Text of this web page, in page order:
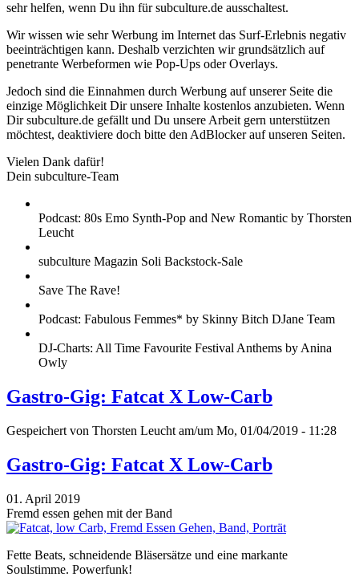
sehr helfen, wenn Du ihn für subculture.de ausschaltest.
Wir wissen wie sehr Werbung im Internet das Surf-Erlebnis negativ
beeinträchtigen kann. Deshalb verzichten wir grundsätzlich auf
penetrante Werbeformen wie Pop-Ups oder Overlays.
Jedoch sind die Einnahmen durch Werbung auf unserer Seite die
einzige Möglichkeit Dir unsere Inhalte kostenlos anzubieten. Wenn
Dir subculture.de gefällt und Du unsere Arbeit gern unterstützen
möchtest, deaktiviere doch bitte den AdBlocker auf unseren Seiten.
Vielen Dank dafür!
Dein subculture-Team
Podcast: 80s Emo Synth-Pop and New Romantic by Thorsten
Leucht
subculture Magazin Soli Backstock-Sale
Save The Rave!
Podcast: Fabulous Femmes* by Skinny Bitch DJane Team
DJ-Charts: All Time Favourite Festival Anthems by Anina
Owly
Gastro-Gig: Fatcat X Low-Carb
Gespeichert von Thorsten Leucht am/um Mo, 01/04/2019 - 11:28
Gastro-Gig: Fatcat X Low-Carb
01. April 2019
Fremd essen gehen mit der Band
Fette Beats, schneidende Bläsersätze und eine markante
Soulstimme. Powerfunk!